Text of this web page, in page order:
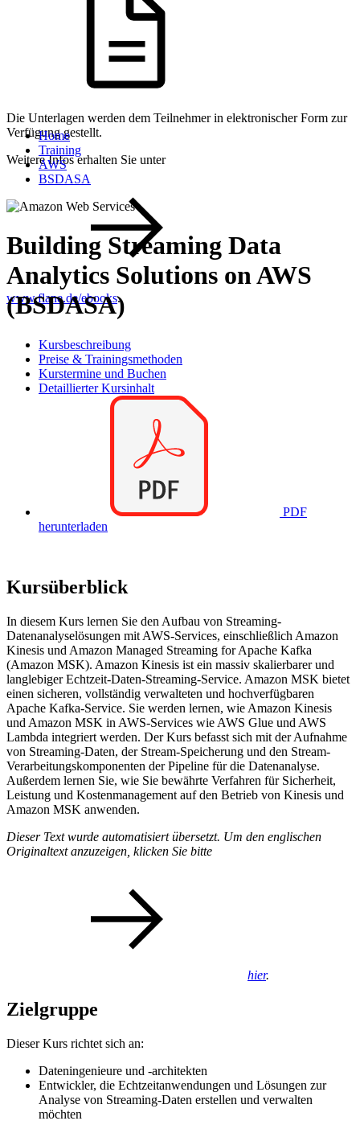
Die Unterlagen werden dem Teilnehmer in elektronischer Form zur
Verfügung gestellt.
Weitere Infos erhalten Sie unter
www.flane.de/ebooks.
Home
Training
AWS
BSDASA
Building Streaming Data
Analytics Solutions on AWS
(BSDASA)
Kursbeschreibung
Preise & Trainingsmethoden
Kurstermine und Buchen
Detaillierter Kursinhalt
PDF
herunterladen
Kursüberblick
In diesem Kurs lernen Sie den Aufbau von Streaming-
Datenanalyselösungen mit AWS-Services, einschließlich Amazon
Kinesis und Amazon Managed Streaming for Apache Kafka
(Amazon MSK). Amazon Kinesis ist ein massiv skalierbarer und
langlebiger Echtzeit-Daten-Streaming-Service. Amazon MSK bietet
einen sicheren, vollständig verwalteten und hochverfügbaren
Apache Kafka-Service. Sie werden lernen, wie Amazon Kinesis
und Amazon MSK in AWS-Services wie AWS Glue und AWS
Lambda integriert werden. Der Kurs befasst sich mit der Aufnahme
von Streaming-Daten, der Stream-Speicherung und den Stream-
Verarbeitungskomponenten der Pipeline für die Datenanalyse.
Außerdem lernen Sie, wie Sie bewährte Verfahren für Sicherheit,
Leistung und Kostenmanagement auf den Betrieb von Kinesis und
Amazon MSK anwenden.
Dieser Text wurde automatisiert übersetzt. Um den englischen
Originaltext anzuzeigen, klicken Sie bitte
hier.
Zielgruppe
Dieser Kurs richtet sich an:
Dateningenieure und -architekten
Entwickler, die Echtzeitanwendungen und Lösungen zur
Analyse von Streaming-Daten erstellen und verwalten
möchten